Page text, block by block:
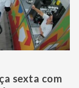
sexta com